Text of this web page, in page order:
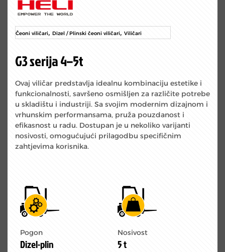
Čeoni viličari, Dizel / Plinski čeoni viličari, Viličari
G3 serija 4–5t
Ovaj viličar predstavlja idealnu kombinaciju estetike i
funkcionalnosti, savršeno osmišljen za različite potrebe
u skladištu i industriji. Sa svojim modernim dizajnom i
vrhunskim performansama, pruža pouzdanost i
efikasnost u radu. Dostupan je u nekoliko varijanti
nosivosti, omogućujući prilagodbu specifičnim
zahtjevima korisnika.
Pogon
Dizel-plin
Nosivost
5 t